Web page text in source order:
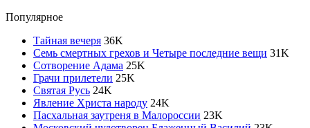
Популярное
Тайная вечеря 36K
Семь смертных грехов и Четыре последние вещи 31K
Сотворение Адама 25K
Грачи прилетели 25K
Святая Русь 24K
Явление Христа народу 24K
Пасхальная заутреня в Малороссии 23K